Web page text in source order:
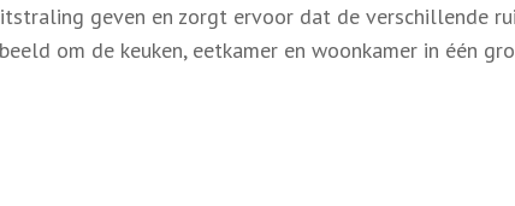
geven en zorgt ervoor dat de verschillende
om de keuken, eetkamer en woonkamer in één